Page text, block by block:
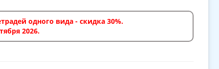
одного вида - скидка 30%.
2026.